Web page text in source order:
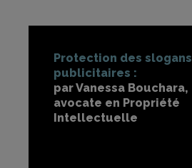
Protection des slogans
publicitaires :
par Vanessa Bouchara,
avocate en Propriété
Intellectuelle